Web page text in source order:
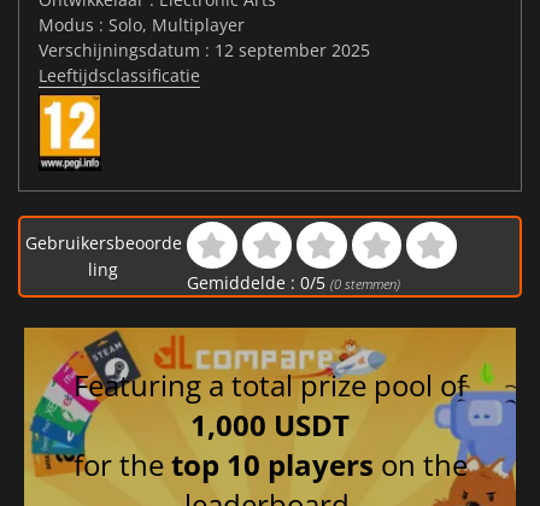
Modus : Solo, Multiplayer
Verschijningsdatum : 12 september 2025
Leeftijdsclassificatie
Gebruikersbeoorde
ling
Gemiddelde : 0/5 (0stemmen)
Featuring a total prize pool of
1,000 USDT
for thetop 10 players on the